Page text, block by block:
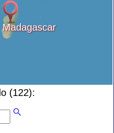
Madagascar
(122):